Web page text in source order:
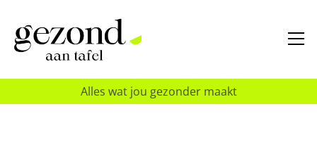
Alles wat jou gezonder maakt